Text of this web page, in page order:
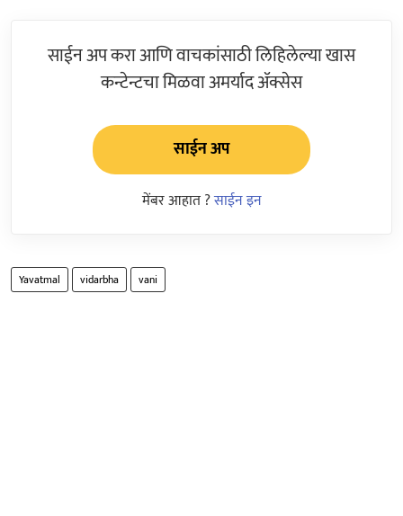
साईन अप करा आणि वाचकांसाठी लिहिलेल्या खास
कन्टेन्टचा मिळवा अमर्याद ॲक्सेस
साईन अप
मेंबर आहात ?साईन इन
Yavatmal vidarbha vani